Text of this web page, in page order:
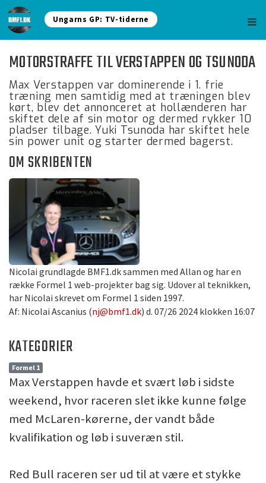
Ungarns GP: TV-tiderne
MOTORSTRAFFE TIL VERSTAPPEN OG TSUNODA
Max Verstappen var dominerende i 1. frie
træning men samtidig med at træningen blev
kørt, blev det annonceret at hollænderen har
skiftet dele af sin motor og dermed rykker 10
pladser tilbage. Yuki Tsunoda har skiftet hele
sin power unit og starter dermed bagerst.
OM SKRIBENTEN
Nicolai grundlagde BMF1.dk sammen med Allan og har en
række Formel 1 web-projekter bag sig. Udover al teknikken,
har Nicolai skrevet om Formel 1 siden 1997.
Af: Nicolai Ascanius (nj@bmf1.dk) d. 07/26 2024 klokken 16:07
KATEGORIER
Formel 1
Max Verstappen havde et svært løb i sidste
weekend, hvor raceren slet ikke kunne følge
med McLaren-kørerne, der vandt både
kvalifikation og løb i suveræn stil.
Red Bull raceren ser ud til at være et stykke